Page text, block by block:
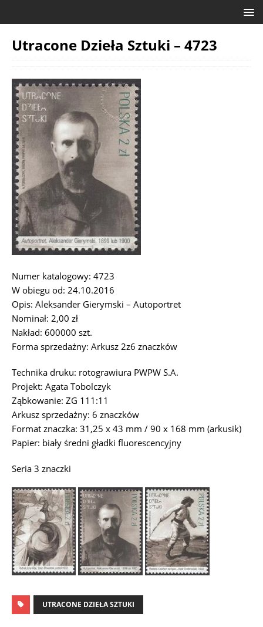
Utracone Dzieła Sztuki – 4723
Numer katalogowy: 4723
W obiegu od: 24.10.2016
Opis: Aleksander Gierymski – Autoportret
Nominał: 2,00 zł
Nakład: 600000 szt.
Forma sprzedażny: Arkusz 2z6 znaczków
Technika druku: rotograwiura PWPW S.A.
Projekt: Agata Tobolczyk
Ząbkowanie: ZG 111:11
Arkusz sprzedażny: 6 znaczków
Format znaczka: 31,25 x 43 mm / 90 x 168 mm (arkusik)
Papier: biały średni gładki fluorescencyjny
Seria 3 znaczki
UTRACONE DZIEŁA SZTUKI